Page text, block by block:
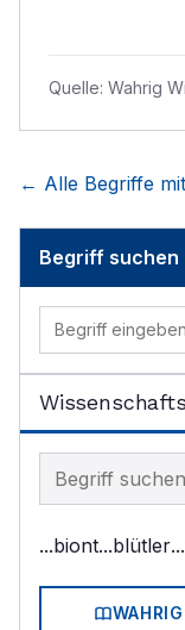
Quelle: Wahrig
← Alle Begriffe
Begriff suchen
Begriff im
...biont...blütler